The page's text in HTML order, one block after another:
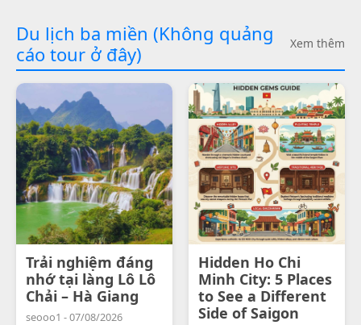
Du lịch ba miền (Không quảng
cáo tour ở đây)
Xem thêm
Trải nghiệm đáng
nhớ tại làng Lô Lô
Chải – Hà Giang
seooo1 - 07/08/2026
Hidden Ho Chi
Minh City: 5 Places
to See a Different
Side of Saigon